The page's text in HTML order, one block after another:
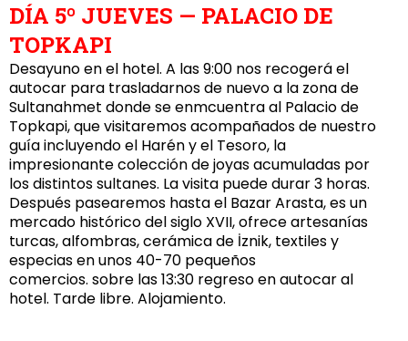
DÍA 5º JUEVES — PALACIO DE
TOPKAPI
Desayuno en el hotel. A las 9:00 nos recogerá el
autocar para trasladarnos de nuevo a la zona de
Sultanahmet donde se enmcuentra al Palacio de
Topkapi, que visitaremos acompañados de nuestro
guía incluyendo el Harén y el Tesoro, la
impresionante colección de joyas acumuladas por
los distintos sultanes. La visita puede durar 3 horas.
Después pasearemos hasta el Bazar Arasta, es un
mercado histórico del siglo XVII, ofrece artesanías
turcas, alfombras, cerámica de İznik, textiles y
especias en unos 40-70 pequeños
comercios. sobre las 13:30 regreso en autocar al
hotel. Tarde libre. Alojamiento.